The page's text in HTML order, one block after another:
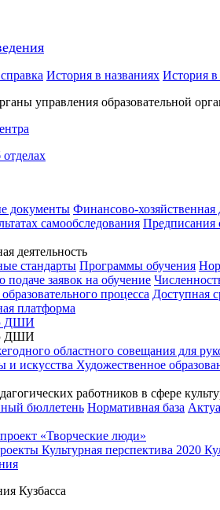
История в названиях История в
управления образовательной
документы Финансово-хозяйственная
самообследования Предписания
деятельность
стандарты Программы обучения
подаче заявок на обучение
процесса Доступная
платформа
ДШИ
ДШИ
областного совещания для
и искусства Художественное
работников в сфере
бюллетень Нормативная база
«Творческие люди»
Культурная перспектива 2020
Кузбасса